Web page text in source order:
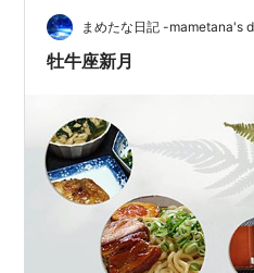
色の美しさ、空気の心地良さ
切にするんだよ …
まめたな日記 -mametana's
牡牛座新月